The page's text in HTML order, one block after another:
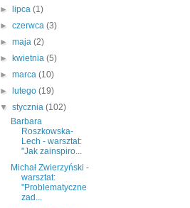
►
lipca(1)
►czerwca(3)
►maja(2)
►
kwietnia(5)
►marca(10)
►
lutego(19)
▼stycznia(102)
Barbara
Roszkowska-
Lech - warsztat:
"Jak zainspiro...
Michał Zwierzyński -
warsztat:
"Problematyczne
zad...